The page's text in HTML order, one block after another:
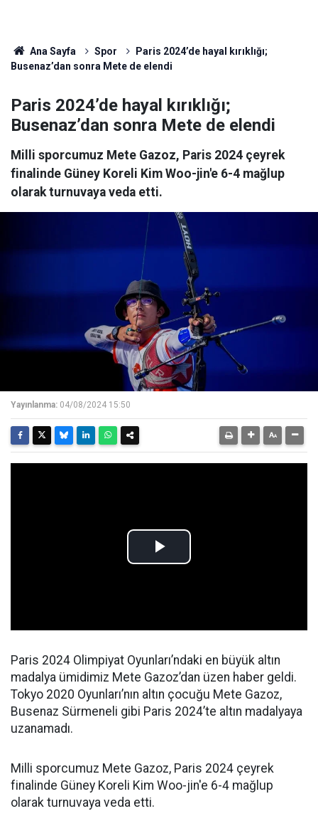
Ana Sayfa Spor
Paris 2024’de hayal kırıklığı;
Busenaz’dan sonra Mete de elendi
Paris 2024’de hayal kırıklığı;
Busenaz’dan sonra Mete de elendi
Milli sporcumuz Mete Gazoz, Paris 2024 çeyrek
finalinde Güney Koreli Kim Woo-jin'e 6-4 mağlup
olarak turnuvaya veda etti.
Yayınlanma: 04/08/2024 15:50
Paris 2024 Olimpiyat Oyunları’ndaki en büyük altın
madalya ümidimiz Mete Gazoz’dan üzen haber geldi.
Tokyo 2020 Oyunları’nın altın çocuğu Mete Gazoz,
Busenaz Sürmeneli gibi Paris 2024’te altın madalyaya
uzanamadı.
Milli sporcumuz Mete Gazoz, Paris 2024 çeyrek
finalinde Güney Koreli Kim Woo-jin'e 6-4 mağlup
olarak turnuvaya veda etti.